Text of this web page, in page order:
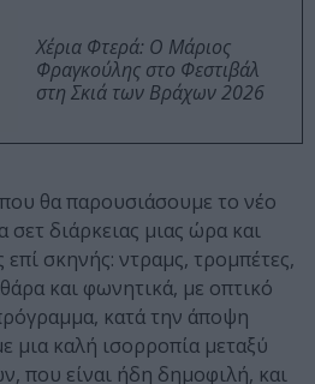
Χέρια Φτερά: Ο Μάριος
Φραγκούλης στο Φεστιβάλ
στη Σκιά των Βράχων 2026
θα παρουσιάσουμε το νέο
σετ διάρκειας μιας ώρα και
σκηνής: ντραμς, τρομπέτες,
και φωνητικά, με οπτικό
κατά την άποψη
μια καλή ισορροπία μεταξύ
που είναι ήδη δημοφιλή, και